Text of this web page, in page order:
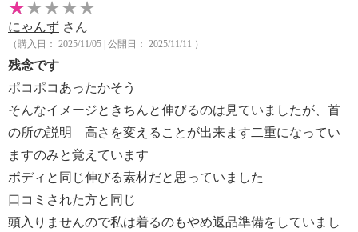
にゃんず さん
（購入日： 2025/11/05 | 公開日： 2025/11/11 ）
残念です
ポコポコあったかそう
そんなイメージときちんと伸びるのは見ていましたが、首
の所の説明 高さを変えることが出来ます二重になってい
ますのみと覚えています
ボディと同じ伸びる素材だと思っていました
口コミされた方と同じ
頭入りませんので私は着るのもやめ返品準備をしていまし